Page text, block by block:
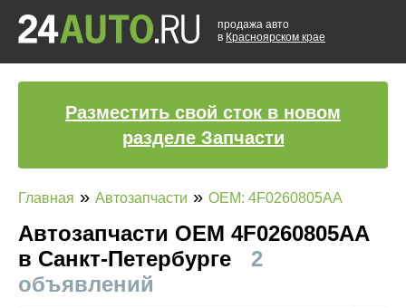
продажа авто
в Красноярском крае
Разместить свой сток в новом
разделе Запчасти
Главная » Автозапчасти » OEM: 4F0260805AA
Автозапчасти ОЕМ 4F0260805AA
в Санкт-Петербурге
2
объявлений